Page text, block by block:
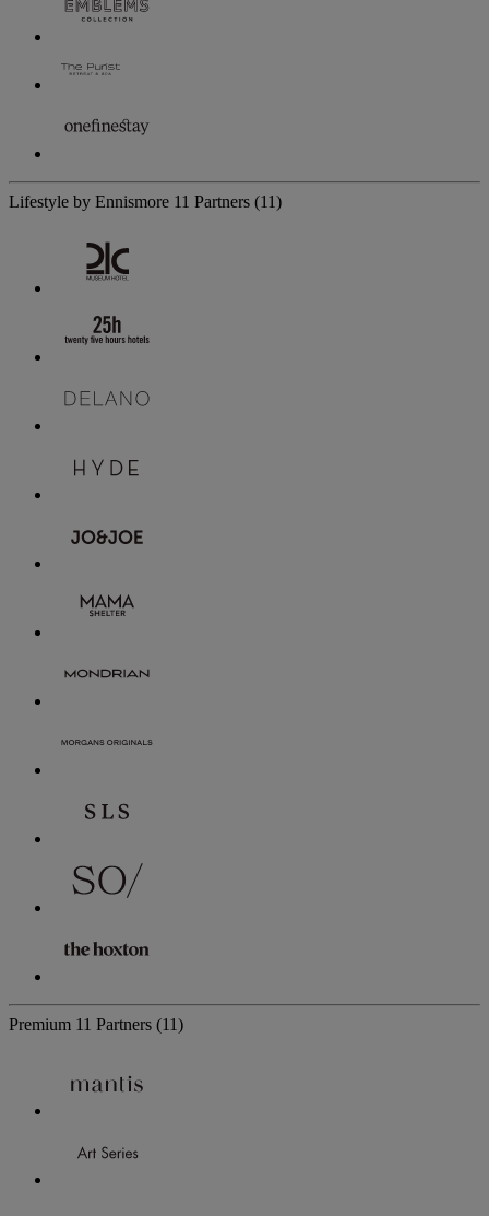
Lifestyle by Ennismore 11 Partners (11)
Premium 11 Partners (11)